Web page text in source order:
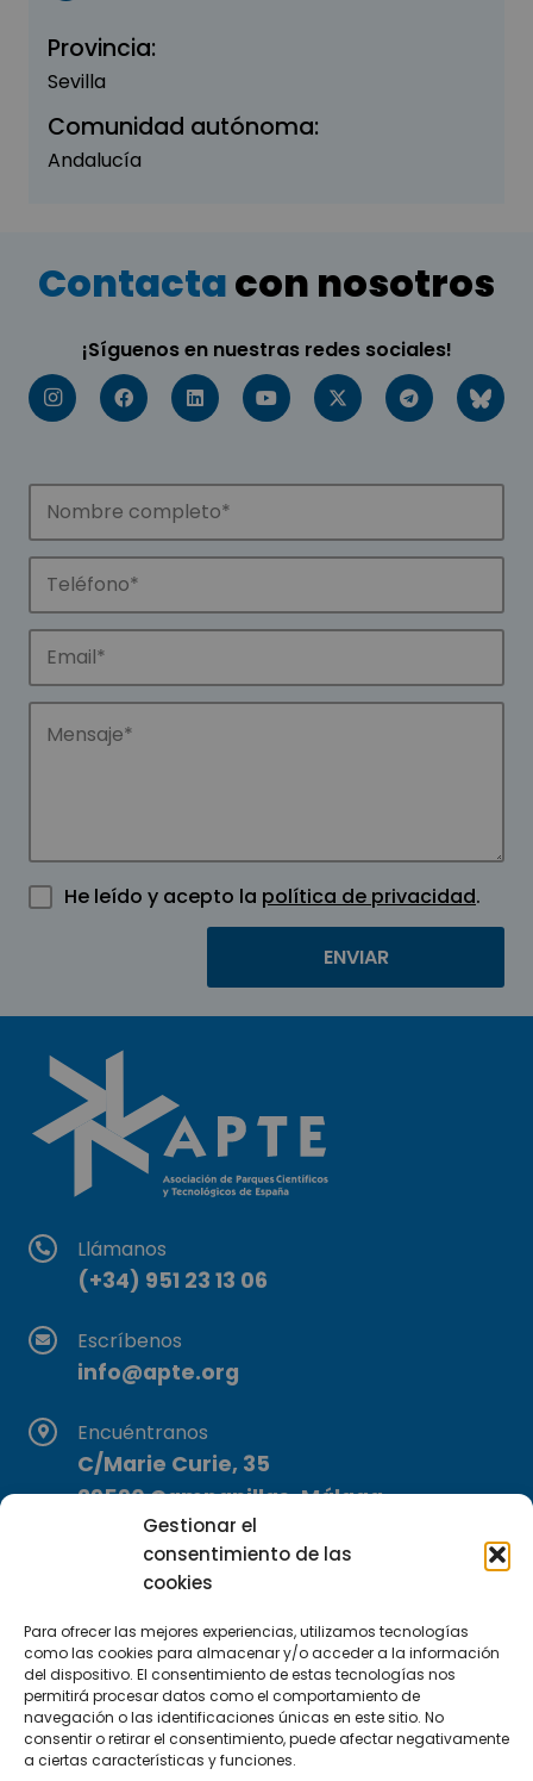
Gestionar el
consentimiento de las
cookies
Para ofrecer las mejores experiencias, utilizamos tecnologías
como las cookies para almacenar y/o acceder a la información
del dispositivo. El consentimiento de estas tecnologías nos
permitirá procesar datos como el comportamiento de
navegación o las identificaciones únicas en este sitio. No
consentir o retirar el consentimiento, puede afectar negativamente
a ciertas características y funciones.
Provincia:
Sevilla
Comunidad autónoma:
Andalucía
Contactacon nosotros
¡Síguenos en nuestras redes sociales!
He leído y acepto la política de privacidad.
Llámanos
(+34) 951 23 13 06
Escríbenos
info@apte.org
Encuéntranos
C/Marie Curie, 35
29590 Campanillas, Málaga
Suscríbete a nuestra Newsletter
SUSCRÍBETE AQUÍ